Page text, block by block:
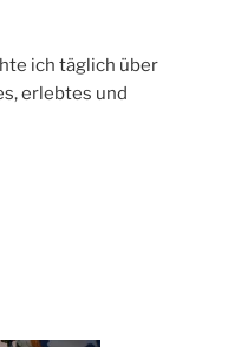
ich täglich über
erlebtes und